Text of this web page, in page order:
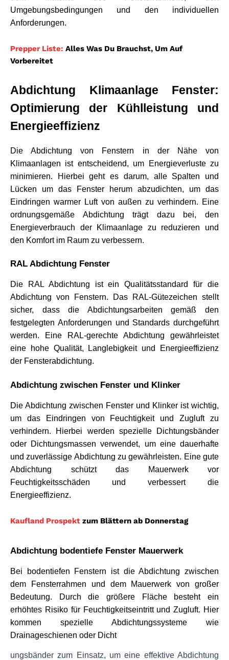
Umgebungsbedingungen und den individuellen
Anforderungen.
Prepper Liste: Alles Was Du Brauchst, Um Auf
Vorbereitet
Abdichtung Klimaanlage Fenster:
Optimierung der Kühlleistung und
Energieeffizienz
Die Abdichtung von Fenstern in der Nähe von
Klimaanlagen ist entscheidend, um Energieverluste zu
minimieren. Hierbei geht es darum, alle Spalten und
Lücken um das Fenster herum abzudichten, um das
Eindringen warmer Luft von außen zu verhindern. Eine
ordnungsgemäße Abdichtung trägt dazu bei, den
Energieverbrauch der Klimaanlage zu reduzieren und
den Komfort im Raum zu verbessern.
RAL Abdichtung Fenster
Die RAL Abdichtung ist ein Qualitätsstandard für die
Abdichtung von Fenstern. Das RAL-Gütezeichen stellt
sicher, dass die Abdichtungsarbeiten gemäß den
festgelegten Anforderungen und Standards durchgeführt
werden. Eine RAL-gerechte Abdichtung gewährleistet
eine hohe Qualität, Langlebigkeit und Energieeffizienz
der Fensterabdichtung.
Abdichtung zwischen Fenster und Klinker
Die Abdichtung zwischen Fenster und Klinker ist wichtig,
um das Eindringen von Feuchtigkeit und Zugluft zu
verhindern. Hierbei werden spezielle Dichtungsbänder
oder Dichtungsmassen verwendet, um eine dauerhafte
und zuverlässige Abdichtung zu gewährleisten. Eine gute
Abdichtung schützt das Mauerwerk vor
Feuchtigkeitsschäden und verbessert die
Energieeffizienz.
Kaufland Prospekt zum Blättern ab Donnerstag
Abdichtung bodentiefe Fenster Mauerwerk
Bei bodentiefen Fenstern ist die Abdichtung zwischen
dem Fensterrahmen und dem Mauerwerk von großer
Bedeutung. Durch die größere Fläche besteht ein
erhöhtes Risiko für Feuchtigkeitseintritt und Zugluft. Hier
kommen spezielle Abdichtungssysteme wie
Drainageschienen oder Dicht
ungsbänder zum Einsatz, um eine effektive Abdichtung